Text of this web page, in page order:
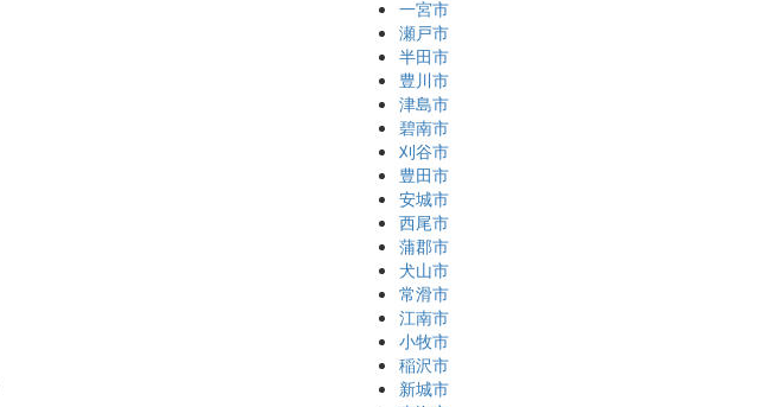
一宮市
瀬戸市
半田市
豊川市
津島市
碧南市
刈谷市
豊田市
安城市
西尾市
蒲郡市
犬山市
常滑市
江南市
小牧市
稲沢市
新城市